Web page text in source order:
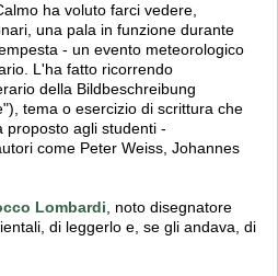
ha voluto farci vedere,
una pala in funzione durante
- un evento meteorologico
L'ha fatto ricorrendo
della Bildbeschreibung
tema o esercizio di scrittura che
proposto agli studenti -
come Peter Weiss, Johannes
Lombardi, noto disegnatore
di leggerlo e, se gli andava, di